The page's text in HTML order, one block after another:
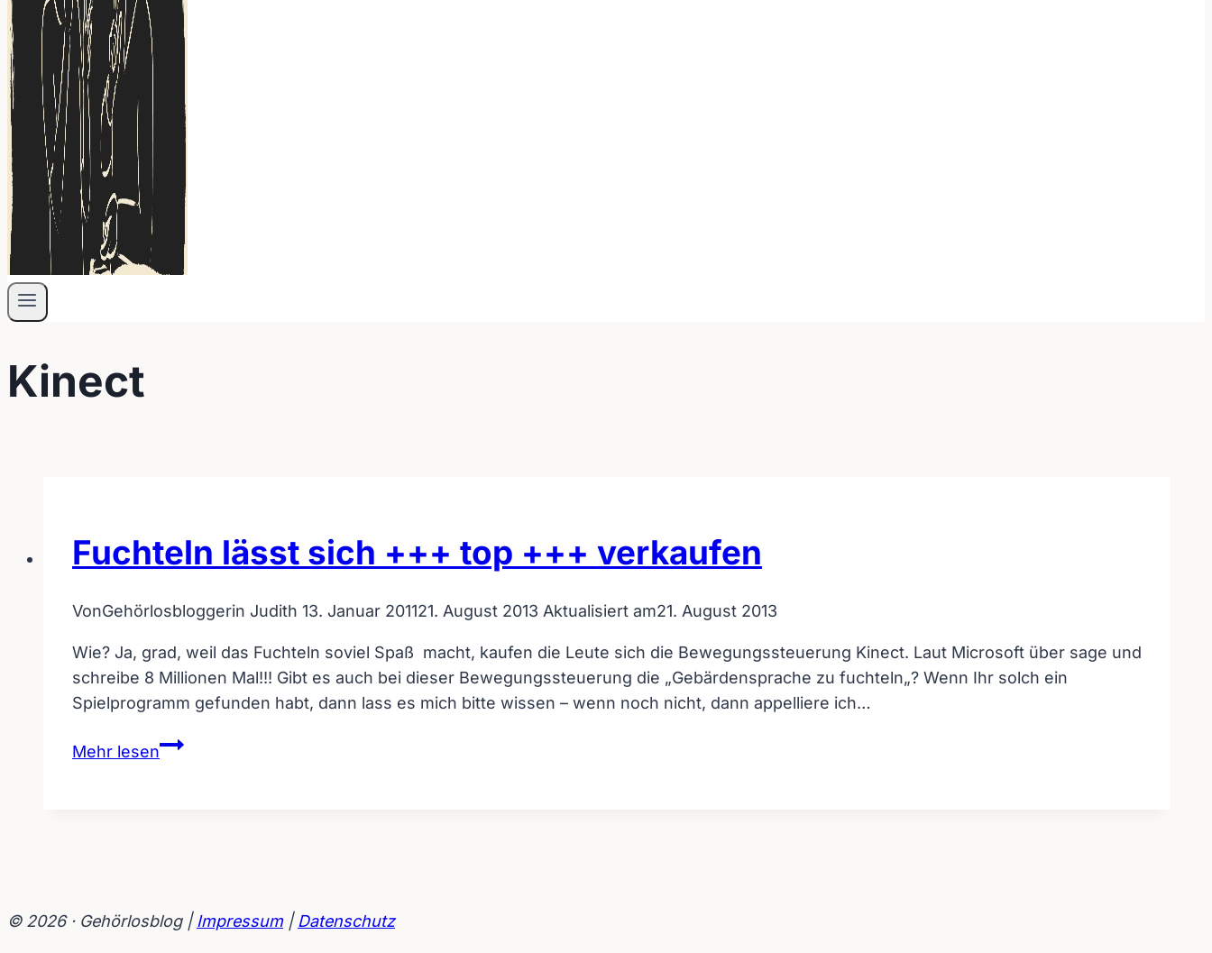
Kinect
Fuchteln lässt sich +++ top +++ verkaufen
VonGehörlosbloggerin Judith 13. Januar 201121. August 2013 Aktualisiert am21. August 2013
Wie? Ja, grad, weil das Fuchteln soviel Spaß macht, kaufen die Leute sich die Bewegungssteuerung Kinect. Laut Microsoft über sage und
schreibe 8 Millionen Mal!!! Gibt es auch bei dieser Bewegungssteuerung die „Gebärdensprache zu fuchteln„? Wenn Ihr solch ein
Spielprogramm gefunden habt, dann lass es mich bitte wissen – wenn noch nicht, dann appelliere ich…
Mehr lesenFuchteln
© 2026 · Gehörlosblog | Impressum| Datenschutz